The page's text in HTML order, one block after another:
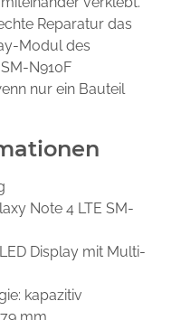
Reparatur das
Modul des
N910F
nur ein Bauteil
Note 4 LTE SM-
Display mit Multi-
kapazitiv